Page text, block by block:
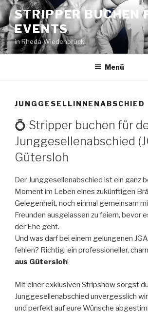
Zum
Inhalt
springen
STRIPPER BUCHEN
EVENTS
in Rheda-Wiedenbrück!
Menü
JUNGGESELLINNENABSCHIED
💍 Stripper buchen für
Junggesellenabschied
Gütersloh
Der Junggesellenabschied ist ein ganz
Moment im Leben eines zukünftigen
Gelegenheit, noch einmal gemeinsam
Freunden ausgelassen zu feiern, bevor
der Ehe geht.
Und was darf bei einem gelungenen
fehlen? Richtig: ein professioneller,
aus Gütersloh!
Mit einer exklusiven Stripshow sorgst
Junggesellenabschied unvergesslich
und perfekt auf eure Wünsche